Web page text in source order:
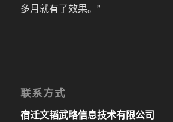
多月就有了效果。”
联系方式
宿迁文韬武略信息技术有限公司